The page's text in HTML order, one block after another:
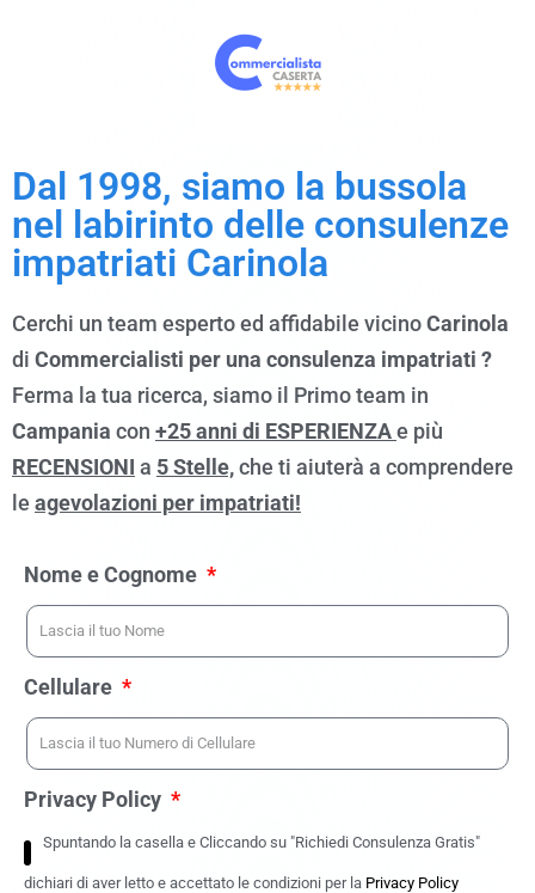
Dal 1998, siamo la bussola
nel labirinto delle consulenze
impatriati Carinola
Cerchi un team esperto ed affidabile vicinoCarinola
di Commercialisti per una consulenza impatriati ?
Ferma la tua ricerca, siamo il Primo team in
Campania con +25 anni di ESPERIENZAe più
RECENSIONI a 5 Stelle,che ti aiuterà a comprendere
le agevolazioni per impatriati!
Nome e Cognome
Cellulare
Privacy Policy
Spuntando la casella e Cliccando su "Richiedi Consulenza Gratis"
dichiari di aver letto e accettato le condizioni per la Privacy Policy